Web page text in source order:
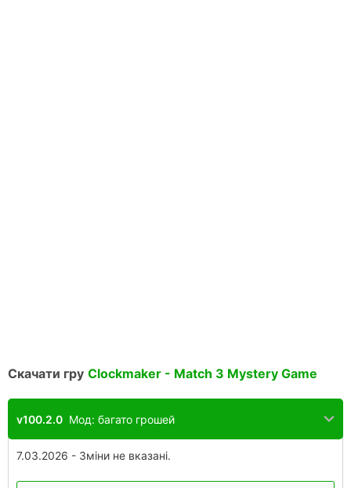
Скачати гру Clockmaker - Match 3 Mystery Game
v100.2.0 Мод: багато грошей
7.03.2026 - Зміни не вказані.